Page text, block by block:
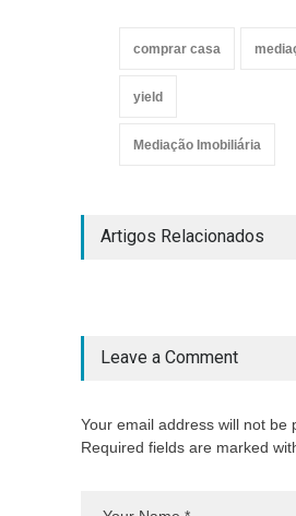
comprar casa
yield
Mediação Imobiliária
Artigos Relacionados
Leave a Comment
Your email address will not be
Required fields are marked